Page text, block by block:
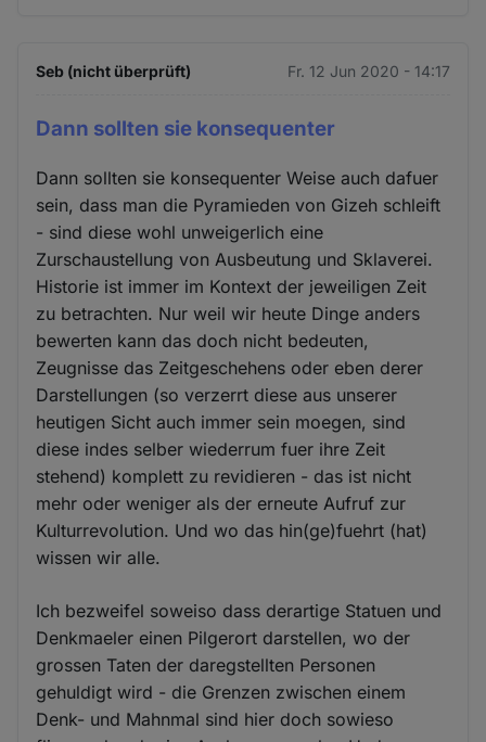
Seb (nicht überprüft) Fr. 12 Jun 2020 - 14:17
Dann sollten sie konsequenter
Dann sollten sie konsequenter Weise auch dafuer
sein, dass man die Pyramieden von Gizeh schleift
- sind diese wohl unweigerlich eine
Zurschaustellung von Ausbeutung und Sklaverei.
Historie ist immer im Kontext der jeweiligen Zeit
zu betrachten. Nur weil wir heute Dinge anders
bewerten kann das doch nicht bedeuten,
Zeugnisse das Zeitgeschehens oder eben derer
Darstellungen (so verzerrt diese aus unserer
heutigen Sicht auch immer sein moegen, sind
diese indes selber wiederrum fuer ihre Zeit
stehend) komplett zu revidieren - das ist nicht
mehr oder weniger als der erneute Aufruf zur
Kulturrevolution. Und wo das hin(ge)fuehrt (hat)
wissen wir alle.
Ich bezweifel soweiso dass derartige Statuen und
Denkmaeler einen Pilgerort darstellen, wo der
grossen Taten der daregstellten Personen
gehuldigt wird - die Grenzen zwischen einem
Denk- und Mahnmal sind hier doch sowieso